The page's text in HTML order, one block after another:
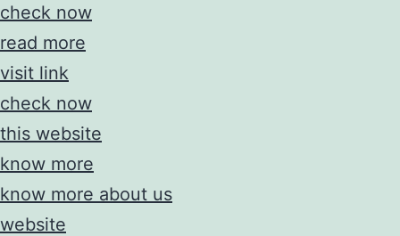
check now
read more
visit link
check now
this website
know more
know more about us
website